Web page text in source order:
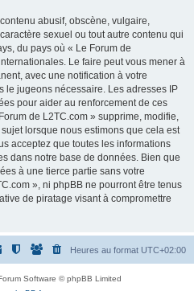
abusif, obscène, vulgaire,
sexuel ou tout autre contenu qui
du pays où « Le Forum de
Le faire peut vous mener à
avec une notification à votre
le jugeons nécessaire. Les adresses IP
pour aider au renforcement de ces
de L2TC.com » supprime, modifie,
lorsque nous estimons que cela est
acceptez que toutes les informations
dans notre base de données. Bien que
à une tierce partie sans votre
», ni phpBB ne pourront être tenus
de piratage visant à compromettre
Heures au format UTC+02:00
Software © phpBB Limited